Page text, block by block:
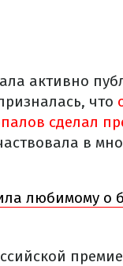
активно
что
сделал
в
любимому о